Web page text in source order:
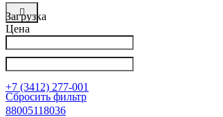
Написать в Телеграм
+7 (3412) 277-001
88005118036
Загрузка
Цена
Сбросить фильтр